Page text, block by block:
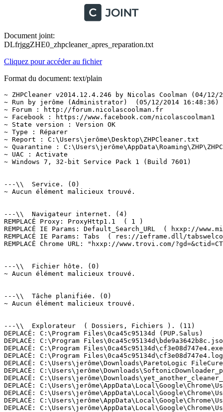
Document joint:
DLfrjggZHE0_zhpcleaner_apres_reparation.txt
Cliquez pour accéder au fichier
Format du document: text/plain
~ ZHPCleaner v2014.12.4.246 by Nicolas Coolman (04/12/
~ Run by jerôme (Administrator)  (05/12/2014 16:48:36)
~ Forum : http://forum.nicolascoolman.fr
~ Facebook : https://www.facebook.com/nicolascoolman1
~ State version : Version OK
~ Type : Réparer
~ Report : C:\Users\jerôme\Desktop\ZHPCleaner.txt
~ Quarantine :
~ UAC : Activate
~ Windows 7, 32-bit Service Pack 1 (Build 7601)
---\\  Service. (0)
~ Aucun élément malicieux trouvé.
---\\  Navigateur internet. (4)
REMPLACÉ Proxy: ProxyHttp1.1  ( 1 )
REMPLACÉ IE Params: Default_Search_URL  ( hxxp://
REMPLACÉ IE Params: Tabs  ( res://ieframe.dll/
REMPLACÉ Chrome URL: "hxxp://www.trovi.com/
---\\  Fichier hôte. (0)
~ Aucun élément malicieux trouvé.
---\\  Tâche planifiée. (0)
~ Aucun élément malicieux trouvé.
---\\  Explorateur  ( Dossiers, Fichiers ). (11)
DEPLACÉ: C:\Program Files\0ca45c95134d (PUP.Salus)
DEPLACÉ: C:\Program
DEPLACÉ: C:\Program
DEPLACÉ: C:\Program
DEPLACÉ: C:\Users\jerôme\Downloads\ParetoLogic
DEPLACÉ:
DEPLACÉ:
DEPLACÉ:
DEPLACÉ:
DEPLACÉ:
DEPLACÉ: